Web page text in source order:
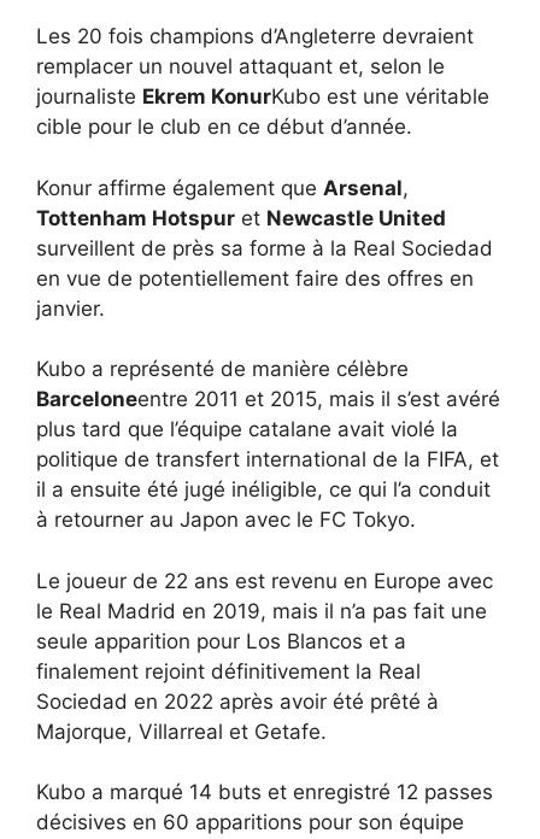
Les 20 fois champions d’Angleterre devraient
remplacer un nouvel attaquant et, selon le
journaliste Ekrem KonurKubo est une véritable
cible pour le club en ce début d’année.
Konur affirme également que Arsenal,
Tottenham Hotspur et Newcastle United
surveillent de près sa forme à la Real Sociedad
en vue de potentiellement faire des offres en
janvier.
Kubo a représenté de manière célèbre
Barceloneentre 2011 et 2015, mais il s’est avéré
plus tard que l’équipe catalane avait violé la
politique de transfert international de la FIFA, et
il a ensuite été jugé inéligible, ce qui l’a conduit
à retourner au Japon avec le FC Tokyo.
Le joueur de 22 ans est revenu en Europe avec
le Real Madrid en 2019, mais il n’a pas fait une
seule apparition pour Los Blancos et a
finalement rejoint définitivement la Real
Sociedad en 2022 après avoir été prêté à
Majorque, Villarreal et Getafe.
Kubo a marqué 14 buts et enregistré 12 passes
décisives en 60 apparitions pour son équipe